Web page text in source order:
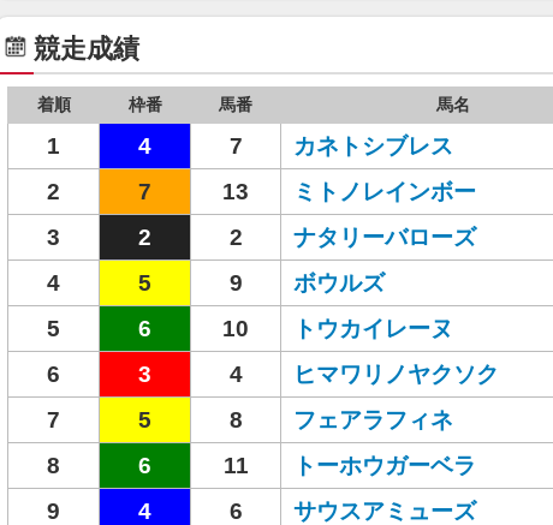
競走成績
着順 枠番 馬番 馬名
1 4 7 カネトシブレス
2
7 13 ミトノレインボー
3
2 2 ナタリーバローズ
4
5 9 ボウルズ
5
6 10 トウカイレーヌ
6
3 4 ヒマワリノヤクソク
7
5 8 フェアラフィネ
8
6 11 トーホウガーベラ
9
4 6 サウスアミューズ